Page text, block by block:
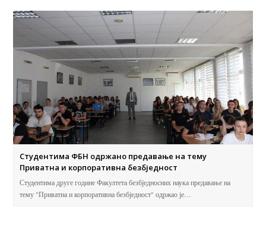
Студентима ФБН одржано предавање на тему
Приватна и корпоративна безбједност
Студентима друге године Факултета безбједносних наука предавање на
тему "Приватна и корпоративна безбједност" одржао је…